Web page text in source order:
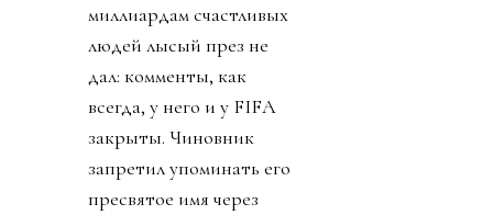
миллиардам счастливых
людей лысый през не
дал: комменты, как
всегда, у него и у FIFA
закрыты. Чиновник
запретил упоминать его
пресвятое имя через